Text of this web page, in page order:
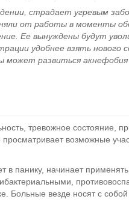
страдает угревым
от работы в моменты
Ее вынуждены будут
удобнее взять нового
развиться акнефобия
тревожное состояние,
возможные
панику, начинает
везде носят с собой